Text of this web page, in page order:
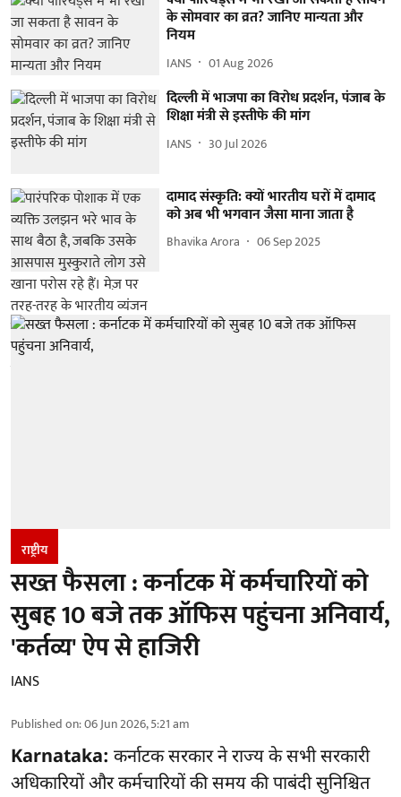
के सोमवार का व्रत? जानिए मान्यता और
नियम
IANS 01 Aug 2026
दिल्ली में भाजपा का विरोध प्रदर्शन, पंजाब के
शिक्षा मंत्री से इस्तीफे की मांग
IANS 30 Jul 2026
दामाद संस्कृति: क्यों भारतीय घरों में दामाद
को अब भी भगवान जैसा माना जाता है
Bhavika Arora 06 Sep 2025
राष्ट्रीय
सख्त फैसला : कर्नाटक में कर्मचारियों को
सुबह 10 बजे तक ऑफिस पहुंचना अनिवार्य,
'कर्तव्य' ऐप से हाजिरी
IANS
Published on:06 Jun 2026, 5:21 am
Karnataka: कर्नाटक सरकार ने राज्य के सभी सरकारी
अधिकारियों और कर्मचारियों की समय की पाबंदी सुनिश्चित